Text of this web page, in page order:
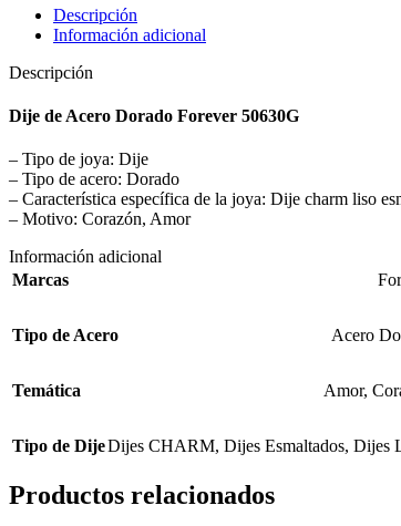
Descripción
Información adicional
Descripción
Dije de Acero Dorado Forever 50630G
– Tipo de joya: Dije
– Tipo de acero: Dorado
– Característica específica de la joya: Dije charm liso
– Motivo: Corazón, Amor
Información adicional
Marcas
Tipo de Acero Acero
Temática Amor,
Tipo de DijeDijes CHARM, Dijes Esmaltados, Dijes
Productos relacionados